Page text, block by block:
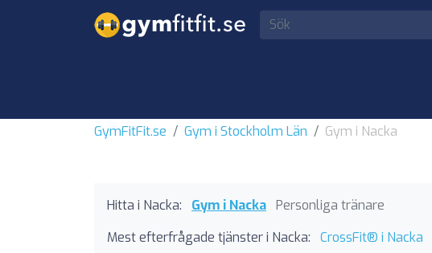
GymFitFit.se Gym i Stockholm Län Gym i Nacka
Hitta i Nacka: Gym i Nacka Personliga tränare
Mest efterfrågade tjänster i Nacka:
CrossFit® i Nacka